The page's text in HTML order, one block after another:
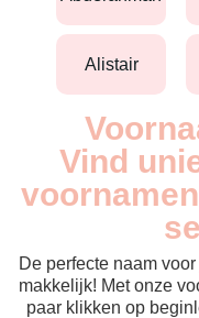
alistair
Vind
De perfecte naam
makkelijk! Met onze
paar klikken op